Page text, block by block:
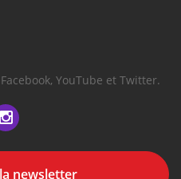
YouTube et Twitter.
newsletter